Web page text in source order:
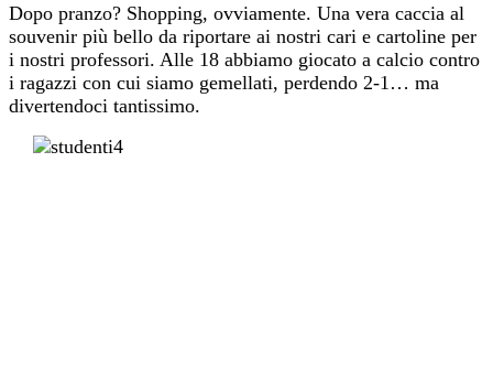
Dopo pranzo? Shopping, ovviamente. Una vera caccia al
souvenir più bello da riportare ai nostri cari e cartoline per
i nostri professori. Alle 18 abbiamo giocato a calcio contro
i ragazzi con cui siamo gemellati, perdendo 2-1… ma
divertendoci tantissimo.